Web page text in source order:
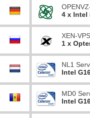
4 x Intel
XEN-
1 x
NL1
Intel
MD0
Intel